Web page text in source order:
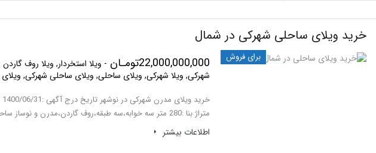
خرید ویلای ساحلی شهرکی در شمال
برای فروش 22,000,000,000تومـان
- ویلا استخردار, ویلا روف
شهرکی, ویلا شهرکی, ویلای ساحلی, ویلای ساحلی شهرکی,
متراژ بنا :280 متر سه خوابه،سه طبقه،روف گاردن،مدرن و نوساز ساحل اختصاصی ماسه…
اطلاعات بيشتر